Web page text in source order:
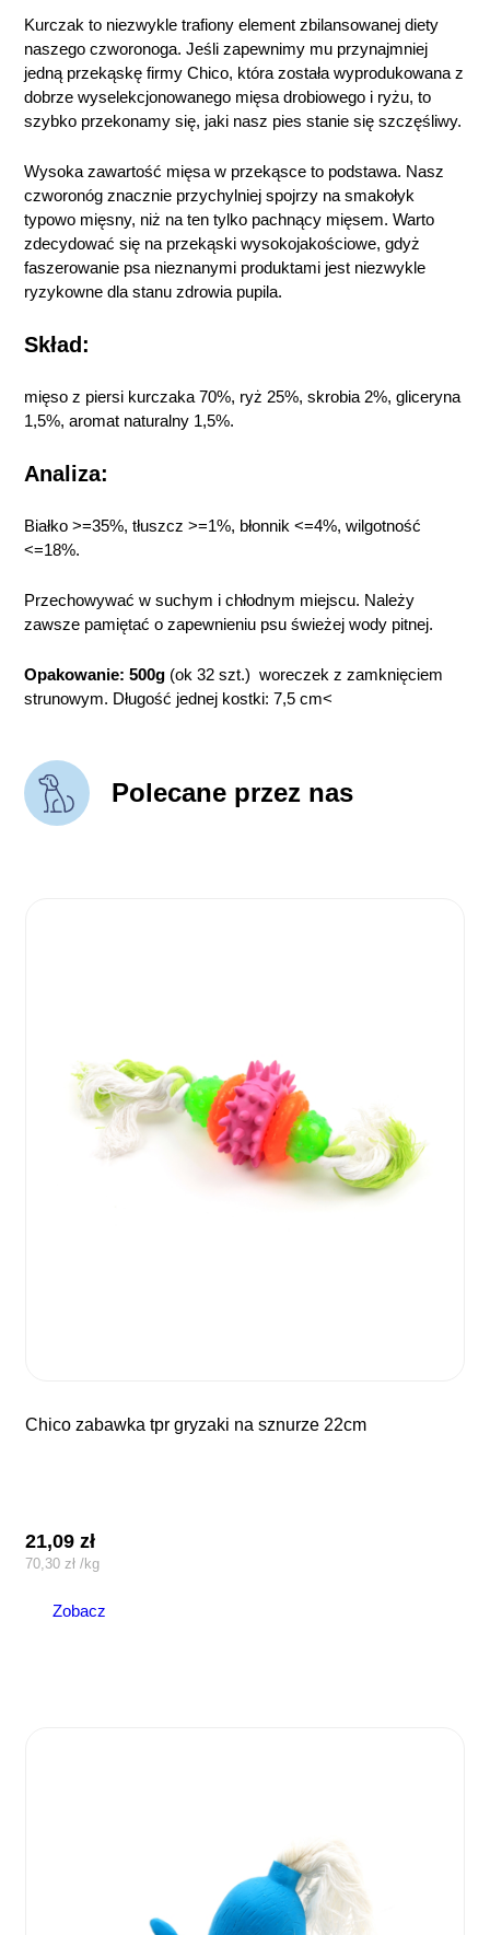
Kurczak to niezwykle trafiony element zbilansowanej diety
naszego czworonoga. Jeśli zapewnimy mu przynajmniej
jedną przekąskę firmy Chico, która została wyprodukowana z
dobrze wyselekcjonowanego mięsa drobiowego i ryżu, to
szybko przekonamy się, jaki nasz pies stanie się szczęśliwy.
Wysoka zawartość mięsa w przekąsce to podstawa. Nasz
czworonóg znacznie przychylniej spojrzy na smakołyk
typowo mięsny, niż na ten tylko pachnący mięsem. Warto
zdecydować się na przekąski wysokojakościowe, gdyż
faszerowanie psa nieznanymi produktami jest niezwykle
ryzykowne dla stanu zdrowia pupila.
Skład:
mięso z piersi kurczaka 70%, ryż 25%, skrobia 2%, gliceryna
1,5%, aromat naturalny 1,5%.
Analiza:
Białko >=35%, tłuszcz >=1%, błonnik <=4%, wilgotność
<=18%.
Przechowywać w suchym i chłodnym miejscu. Należy
zawsze pamiętać o zapewnieniu psu świeżej wody pitnej.
Opakowanie: 500g (ok 32 szt.) woreczek z zamknięciem
strunowym. Długość jednej kostki: 7,5 cm<
Polecane przez nas
chico zabawka tpr gryzaki na sznurze 22cm
21,09zł
70,30 zł /kg
Zobacz